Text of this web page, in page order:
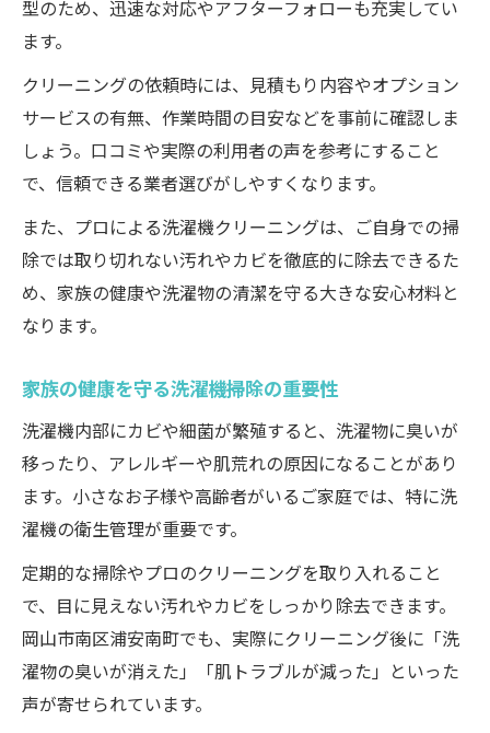
型のため、迅速な対応やアフターフォローも充実してい
ます。
クリーニングの依頼時には、見積もり内容やオプション
サービスの有無、作業時間の目安などを事前に確認しま
しょう。口コミや実際の利用者の声を参考にすること
で、信頼できる業者選びがしやすくなります。
また、プロによる洗濯機クリーニングは、ご自身での掃
除では取り切れない汚れやカビを徹底的に除去できるた
め、家族の健康や洗濯物の清潔を守る大きな安心材料と
なります。
家族の健康を守る洗濯機掃除の重要性
洗濯機内部にカビや細菌が繁殖すると、洗濯物に臭いが
移ったり、アレルギーや肌荒れの原因になることがあり
ます。小さなお子様や高齢者がいるご家庭では、特に洗
濯機の衛生管理が重要です。
定期的な掃除やプロのクリーニングを取り入れること
で、目に見えない汚れやカビをしっかり除去できます。
岡山市南区浦安南町でも、実際にクリーニング後に「洗
濯物の臭いが消えた」「肌トラブルが減った」といった
声が寄せられています。